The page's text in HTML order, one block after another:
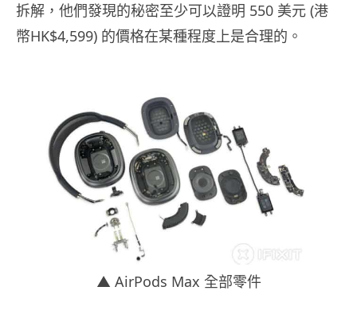
拆解，他們發現的秘密至少可以證明 550 美元 (港
幣HK$4,599) 的價格在某種程度上是合理的。
▲ AirPods Max 全部零件